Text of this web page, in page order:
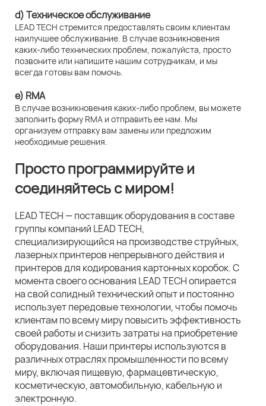
d) Техническое обслуживание
LEAD TECH стремится предоставлять своим клиентам
наилучшее обслуживание. В случае возникновения
каких-либо технических проблем, пожалуйста, просто
позвоните или напишите нашим сотрудникам, и мы
всегда готовы вам помочь.
e) RMA
В случае возникновения каких-либо проблем, вы можете
заполнить форму RMA и отправить ее нам. Мы
организуем отправку вам замены или предложим
необходимые решения.
Просто программируйте и
соединяйтесь с миром!
LEAD TECH — поставщик оборудования в составе
группы компаний LEAD TECH,
специализирующийся на производстве струйных,
лазерных принтеров непрерывного действия и
принтеров для кодирования картонных коробок. С
момента своего основания LEAD TECH опирается
на свой солидный технический опыт и постоянно
использует передовые технологии, чтобы помочь
клиентам по всему миру повысить эффективность
своей работы и снизить затраты на приобретение
оборудования. Наши принтеры используются в
различных отраслях промышленности по всему
миру, включая пищевую, фармацевтическую,
косметическую, автомобильную, кабельную и
электронную.